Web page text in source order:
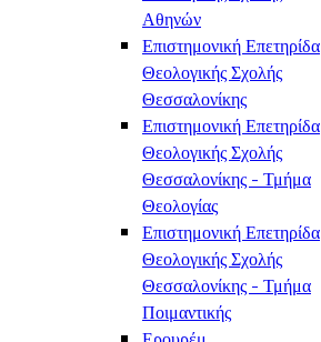
Αθηνών
Επιστημονική Επετηρίδα
Θεολογικής Σχολής
Θεσσαλονίκης
Επιστημονική Επετηρίδα
Θεολογικής Σχολής
Θεσσαλονίκης - Τμήμα
Θεολογίας
Επιστημονική Επετηρίδα
Θεολογικής Σχολής
Θεσσαλονίκης - Τμήμα
Ποιμαντικής